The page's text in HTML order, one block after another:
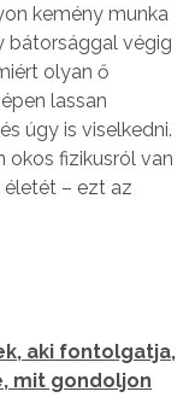
kemény munka
bátorsággal végig
olyan ő
lassan
úgy is viselkedni.
okos fizikusról van
életét – ezt az
aki fontolgatja,
mit gondoljon